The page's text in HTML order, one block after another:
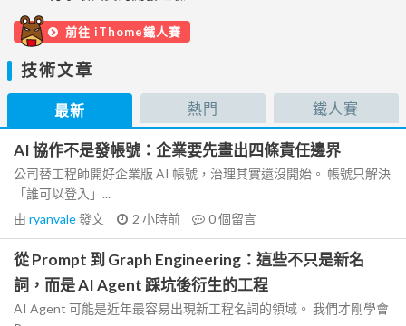
前往 iThome鐵人賽
技術文章
最新 熱門 鐵人賽
AI 協作不是發帳號：企業要先畫出四條責任邊界
公司替工程師開好企業版 AI 帳號，治理其實還沒開始。 帳號只解決
「誰可以登入」...
由 ryanvale發文 2 小時前 0個留言
從 Prompt 到 Graph Engineering：這些不只是新名
詞，而是 AI Agent 踩坑後衍生的工程
AI Agent 可能是近年最容易出現新工程名詞的領域。 我們才剛學會